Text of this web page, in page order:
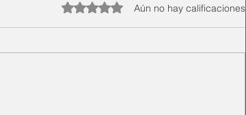
Obtuvo 0 de 5 estrellas.Aún no hay calificaciones